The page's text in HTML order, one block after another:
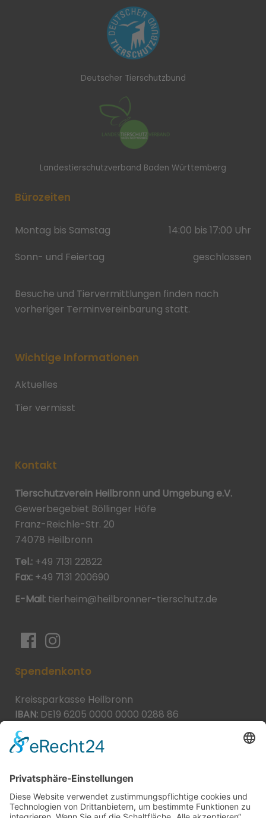
Deutscher Tierschutzbund
Landestierschutzverband Baden Württemberg
Bürozeiten
Montag bis Samstag
14:00 bis 17:00 Uhr
Sonn- und Feiertag
geschlossen
Besuche und Tiervermittlungen finden nach
vorheriger Terminvereinbarung statt.
Wichtige Informationen
Aktuelles
Tier vermisst
Kontakt
Tierschutzverein Heilbronn und Umgebung e.V.
Gewerbegebiet Böllinger Höfe
Franz-Reichle-Str. 20
74078 Heilbronn
Tel.: +49 7131 22822
Fax: +49 7131 200690
E-Mail: tierheim@heilbronner-tierschutz.de
Spendenkonto
Kreissparkasse Heilbronn
IBAN: DE19 6205 0000 0000 0288 86
BIC:
Spende direkt via PayPal
JETZT SPENDEN